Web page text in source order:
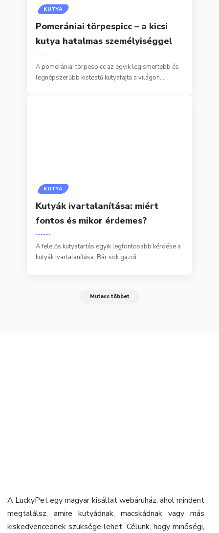
KUTYA
Pomerániai törpespicc – a kicsi
kutya hatalmas személyiséggel
A pomerániai törpespicc az egyik legismertebb és
legnépszerűbb kistestű kutyafajta a világon.…
KUTYA
Kutyák ivartalanítása: miért
fontos és mikor érdemes?
A felelős kutyatartás egyik legfontosabb kérdése a
kutyák ivartalanítása. Bár sok gazdi…
Mutass többet
A LuckyPet egy magyar kisállat webáruház, ahol mindent
megtalálsz, amire kutyádnak, macskádnak vagy más
kiskedvencednek szüksége lehet. Célunk, hogy minőségi,